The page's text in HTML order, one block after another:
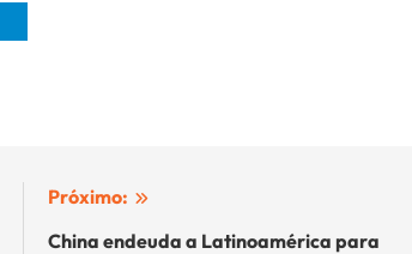
Próximo:
China endeuda a Latinoamérica para